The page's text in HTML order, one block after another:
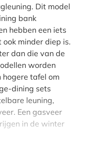
Dit model
bank
hebben een iets
minder diep is.
dan die van de
worden
tafel om
dining sets
leuning,
Een gasveer
in de winter